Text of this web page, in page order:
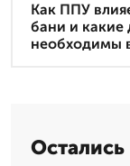
Как ППУ
бани и
необходимы